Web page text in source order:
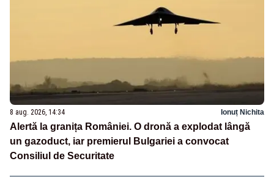
8 aug. 2026, 14:34 Ionuț Nichita
Alertă la granița României. O dronă a explodat lângă
un gazoduct, iar premierul Bulgariei a convocat
Consiliul de Securitate